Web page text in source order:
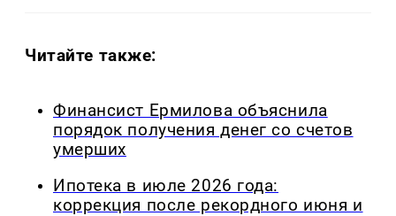
Читайте также:
Финансист Ермилова объяснила
порядок получения денег со счетов
умерших
Ипотека в июле 2026 года:
коррекция после рекордного июня и